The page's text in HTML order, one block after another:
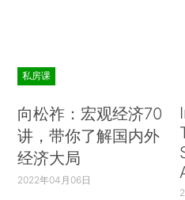
私房课
向松祚：宏观经济70
讲，带你了解国内外
经济大局
2022年04月06日